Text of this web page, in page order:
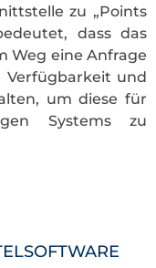
zu „Points
dass das
Weg eine Anfrage
Verfügbarkeit und
um diese für
Systems zu